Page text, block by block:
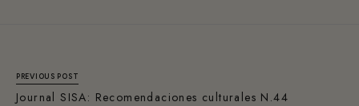
PREVIOUS POST
Journal SISA: Recomendaciones culturales N.44